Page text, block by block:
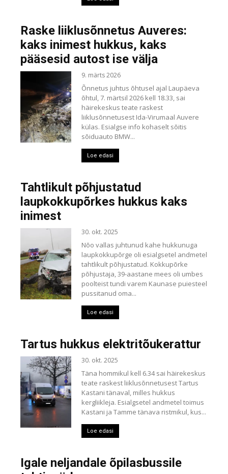
Raske liiklusõnnetus Auveres:
kaks inimest hukkus, kaks
pääsesid autost ise välja
9. märts 2026
Õnnetus juhtus õhtusel ajal Laupäeva
õhtul, 7. märtsil 2026 kell 18.33, sai
häirekeskus teate raskest
liiklusõnnetusest Ida-Virumaal Auvere
külas. Esialgse info kohaselt sõitis
sõiduauto BMW...
Loe edasi
Tahtlikult põhjustatud
laupkokkupõrkes hukkus kaks
inimest
30. okt. 2025
Nõo vallas juhtunud kahe hukkunuga
laupkokkupõrge oli esialgsetel andmetel
tahtlikult põhjustatud. Kokkupõrke
põhjustaja, 39-aastane mees oli umbes
poolteist tundi varem Kaunase puiesteel
pussitanud oma...
Loe edasi
Tartus hukkus elektritõukerattur
30. okt. 2025
Täna hommikul kell 6.34 sai häirekeskus
teate raskest liiklusõnnetusest Tartus
Kastani tänaval, milles hukkus
kergliikleja. Esialgsetel andmetel toimus
Kastani ja Tamme tänava ristmikul, kus...
Loe edasi
Igale neljandale õpilasbussile